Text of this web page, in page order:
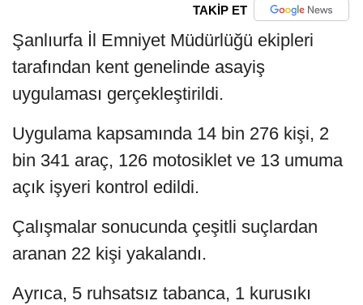
TAKİP ET
Şanlıurfa İl Emniyet Müdürlüğü ekipleri
tarafından kent genelinde asayiş
uygulaması gerçekleştirildi.
Uygulama kapsamında 14 bin 276 kişi, 2
bin 341 araç, 126 motosiklet ve 13 umuma
açık işyeri kontrol edildi.
Çalışmalar sonucunda çeşitli suçlardan
aranan 22 kişi yakalandı.
Ayrıca, 5 ruhsatsız tabanca, 1 kurusıkı